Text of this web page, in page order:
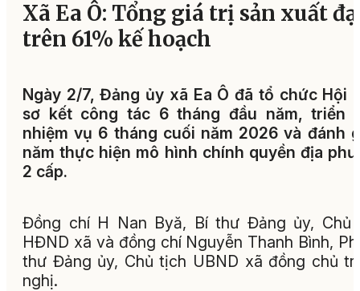
Xã Ea Ô: Tổng giá trị sản xuất
trên 61% kế hoạch
Ngày 2/7, Đảng ủy xã Ea Ô đã tổ chức Hội
sơ kết công tác 6 tháng đầu năm, triển
nhiệm vụ 6 tháng cuối năm 2026 và đánh
năm thực hiện mô hình chính quyền địa
2 cấp.
Đồng chí H Nan Byă, Bí thư Đảng ủy, Chủ
HĐND xã và đồng chí Nguyễn Thanh Bình,
thư Đảng ủy, Chủ tịch UBND xã đồng chủ
nghị.